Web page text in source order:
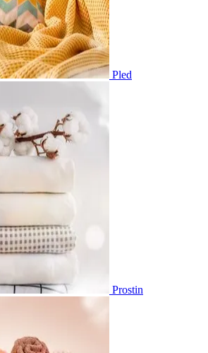
Pled
Prostin